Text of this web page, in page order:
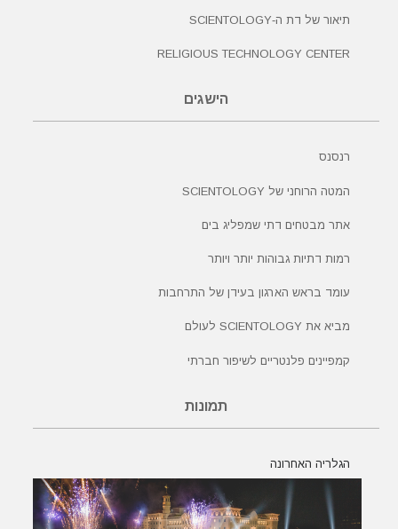
תיאור של דת ה‑SCIENTOLOGY
RELIGIOUS TECHNOLOGY CENTER
הישגים
רנסנס
המטה הרוחני של SCIENTOLOGY
אתר מבטחים דתי שמפליג בים
רמות דתיות גבוהות יותר ויותר
עומד בראש הארגון בעידן של התרחבות
מביא את SCIENTOLOGY לעולם
קמפיינים פלנטריים לשיפור חברתי
תמונות
הגלריה האחרונה